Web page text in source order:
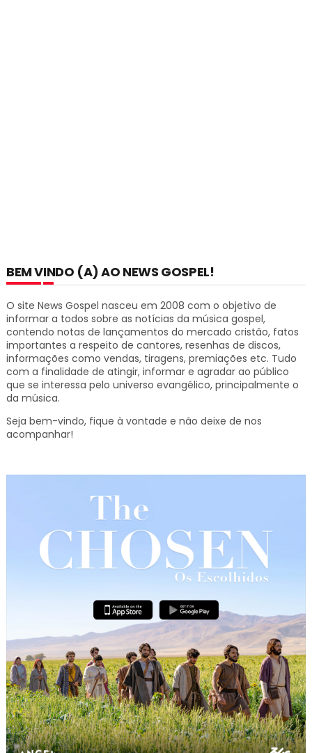
BEM VINDO (A) AO NEWS GOSPEL!
O site News Gospel nasceu em 2008 com o objetivo de
informar a todos sobre as notícias da música gospel,
contendo notas de lançamentos do mercado cristão, fatos
importantes a respeito de cantores, resenhas de discos,
informações como vendas, tiragens, premiações etc. Tudo
com a finalidade de atingir, informar e agradar ao público
que se interessa pelo universo evangélico, principalmente o
da música.
Seja bem-vindo, fique à vontade e não deixe de nos
acompanhar!